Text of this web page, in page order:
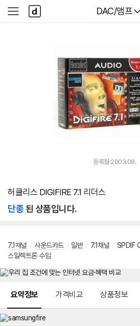
다나와
DAC/앰프
사
이
다
나
와
등록월 2003.08.
허큘리스 DIGIFIRE 7.1 리더스
단종된 상품입니다.
7.1채널 / 사운드카드 / 일반 / 7.1채널 / SPDIF
스일렉트론 수입
요약정보 가격비교 상품정보